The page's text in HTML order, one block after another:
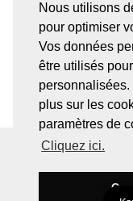
Nous utilisons
pour optimiser
Vos données
être utilisés
plus sur les
paramètres de
Cliquez ici.
facebook